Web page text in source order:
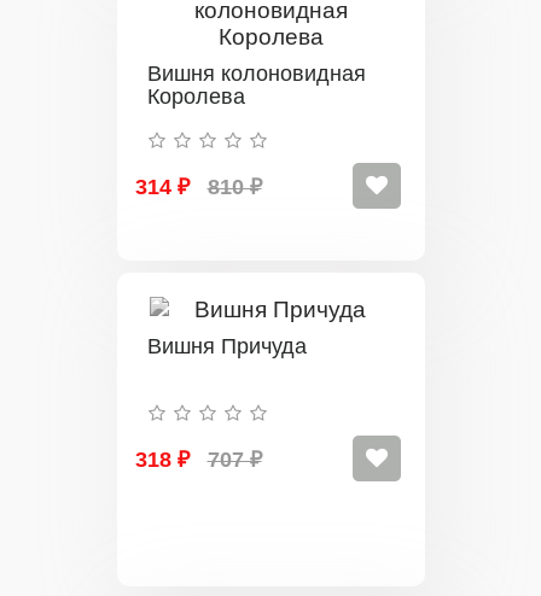
Вишня колоновидная
Королева
314 ₽ 810 ₽
Вишня Причуда
318 ₽ 707 ₽